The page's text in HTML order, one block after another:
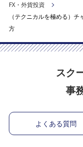
FX・外貨投資
（テクニカルを極める）
方
スク
事
よくある質問